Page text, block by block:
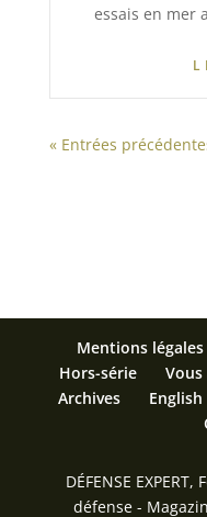
essais en mer
« Entrées
Mentions légales
Hors-série
Archives
DÉFENSE
défense -